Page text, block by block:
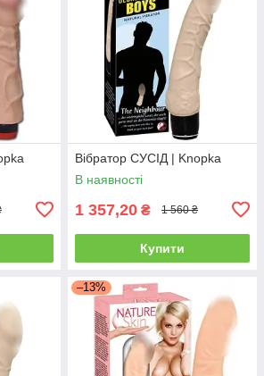
Вібратор СУСІД | Knopka
В наявності
1 357,20 ₴ 1 560 ₴
Купити
–13%